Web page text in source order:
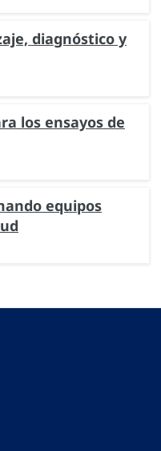
diagnóstico y
los ensayos de
equipos